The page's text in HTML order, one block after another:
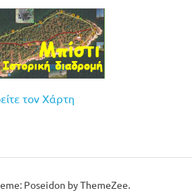
τον Χάρτη
Poseidon by ThemeZee.